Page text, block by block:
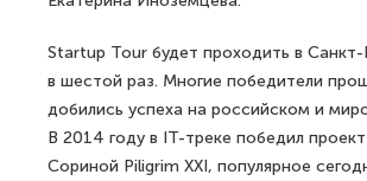
Startup Tour будет проходить в Санкт-
в шестой раз. Многие победители
добились успеха на российском и
В 2014 году в IT-треке победил
Сориной Piligrim XXI, популярное